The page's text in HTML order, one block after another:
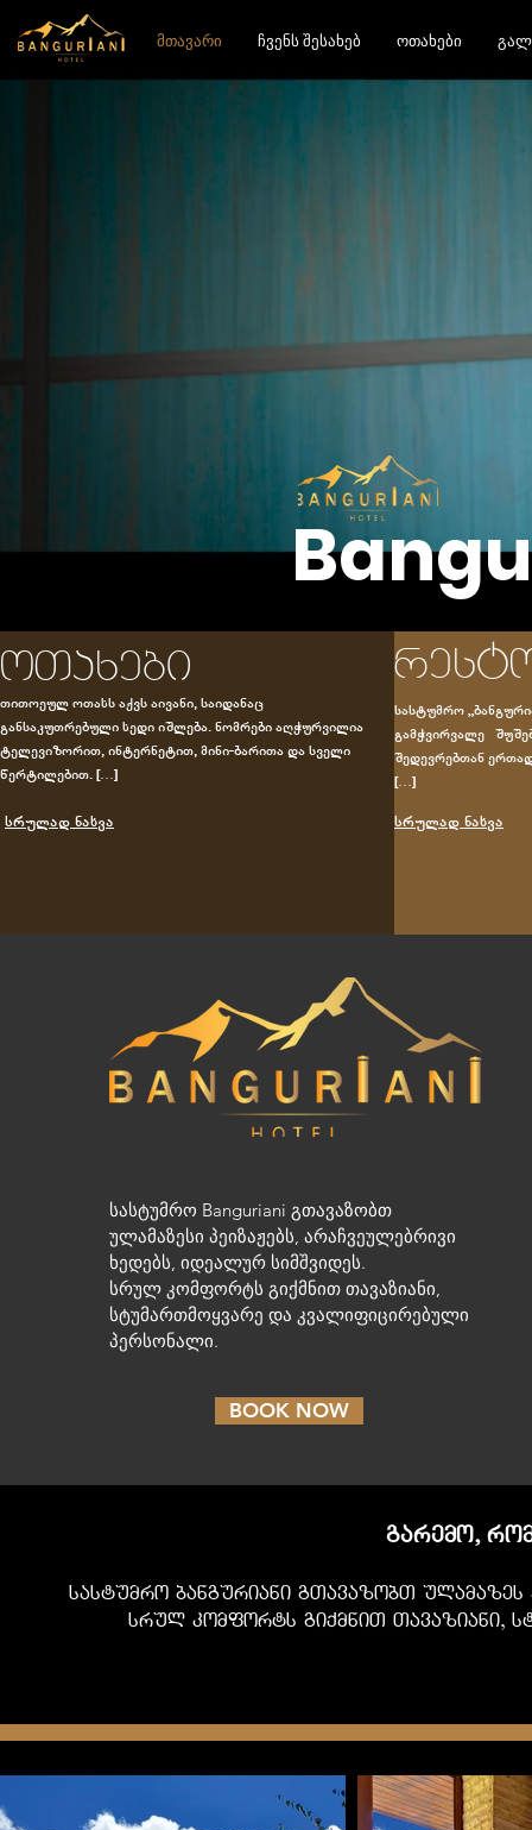
მთავარი ჩვენს შესახებ ოთახები
oTaxebi
TiToeul oTaxs aqvs aivani, saidanac
gansakuTrebuli xedi iSleba. nomrebi aRWurvilia
televizoriT, internetiT, mini-bariTa da sveli
wertilebiT. […]
srulad naxva
sastumro
gamWvirvale
SedevrebTan
[…]
srulad naxva
სასტუმრო Banguriani გთავაზობთ
ულამაზესი პეიზაჟებს, არაჩვეულებრივი
ხედებს, იდეალურ სიმშვიდეს.
სრულ კომფორტს გიქმნით თავაზიანი,
სტუმართმოყვარე და კვალიფიცირებული
პერსონალი.
BOOK NOW
garemo,
sastumro banguriani gTavazobT
srul komforts giqmniT Tavaziani,